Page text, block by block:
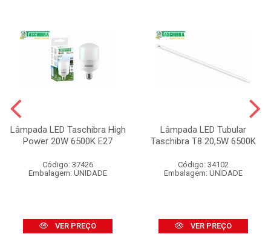
Lâmpada LED Taschibra High
Power 20W 6500K E27
Código: 37426
Embalagem: UNIDADE
VER PREÇO
Lâmpada LED Tubular
Taschibra T8 20,5W 6500K
Código: 34102
Embalagem: UNIDADE
VER PREÇO